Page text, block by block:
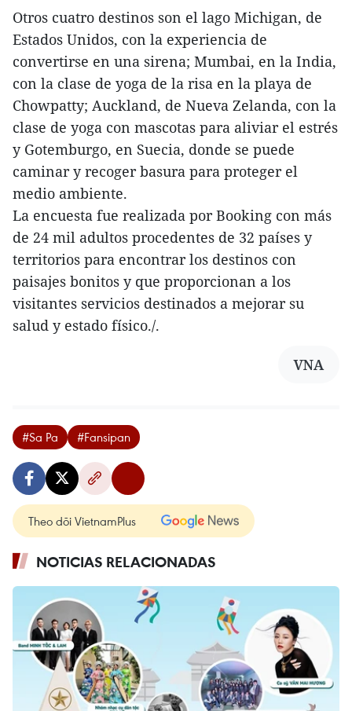
Otros cuatro destinos son el lago Michigan, de
Estados Unidos, con la experiencia de
convertirse en una sirena; Mumbai, en la India,
con la clase de yoga de la risa en la playa de
Chowpatty; Auckland, de Nueva Zelanda, con la
clase de yoga con mascotas para aliviar el estrés
y Gotemburgo, en Suecia, donde se puede
caminar y recoger basura para proteger el
medio ambiente.
La encuesta fue realizada por Booking con más
de 24 mil adultos procedentes de 32 países y
territorios para encontrar los destinos con
paisajes bonitos y que proporcionan a los
visitantes servicios destinados a mejorar su
salud y estado físico./.
VNA
#Sa Pa #Fansipan
Theo dõi VietnamPlus
NOTICIAS RELACIONADAS